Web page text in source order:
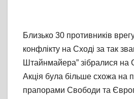
Близько 30 противників
конфлікту на Сході за так
Штайнмайера” зібралися на
Акція була більше схожа на
прапорами Свободи та